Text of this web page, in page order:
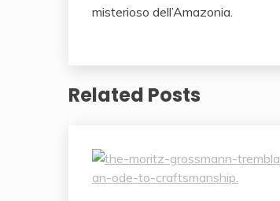
misterioso dell’Amazonia.
Related Posts